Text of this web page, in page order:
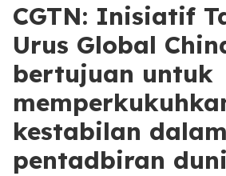
CGTN: Inisiatif
Urus Global
bertujuan untuk
kestabilan dalam
pentadbiran